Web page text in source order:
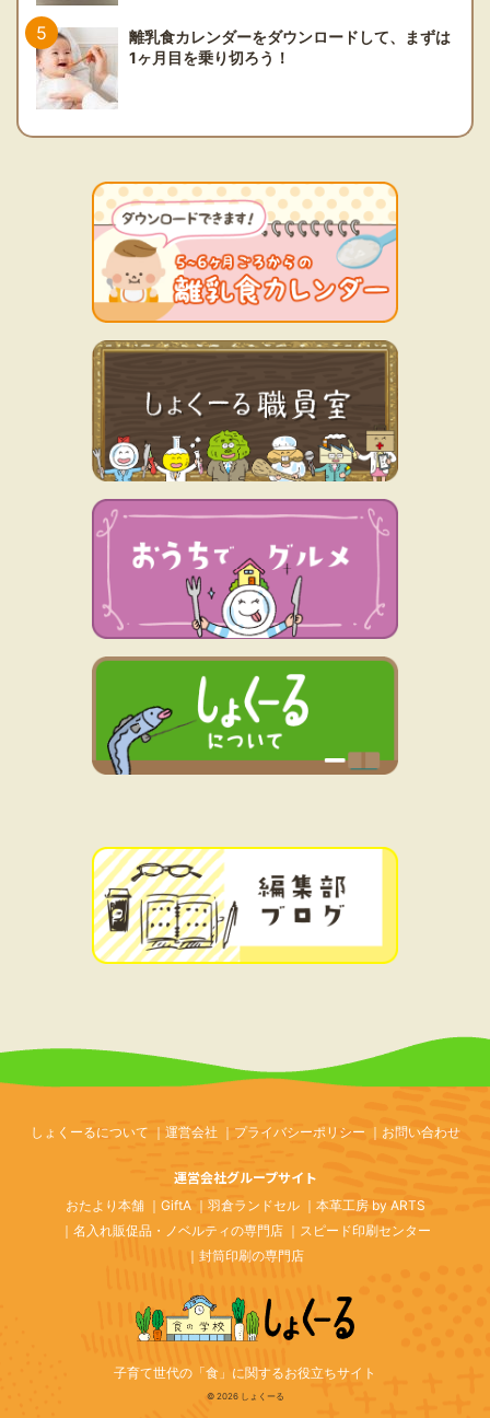
離乳食カレンダーをダウンロードして、まずは
1ヶ月目を乗り切ろう！
しょくーるについて 運営会社 プライバシーポリシー お問い合わせ
運営会社グループサイト
おたより本舗 GiftA 羽倉ランドセル
本革工房 by ARTS
名入れ販促品・ノベルティの専門店
スピード印刷センター
封筒印刷の専門店
子育て世代の「食」に関するお役立ちサイト
© 2026 しょくーる